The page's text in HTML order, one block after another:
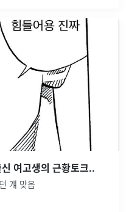
여고생의 근황토크..
걔 맞음